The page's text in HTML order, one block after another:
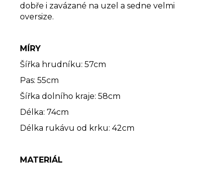
dobře i zavázané na uzel a sedne velmi
oversize.
MÍRY
Šířka hrudníku: 57cm
Pas: 55cm
Šířka dolního kraje: 58cm
Délka: 74cm
Délka rukávu od krku: 42cm
MATERIÁL